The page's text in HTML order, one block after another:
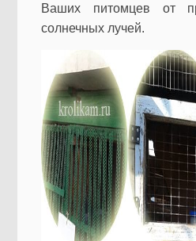
Ваших питомцев от
солнечных лучей.